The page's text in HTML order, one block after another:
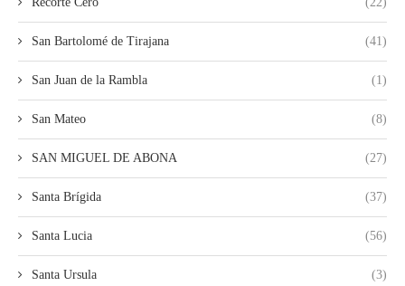
San Bartolomé de Tirajana (41)
San Juan de la Rambla (1)
San Mateo (8)
SAN MIGUEL DE ABONA (27)
Santa Brígida (37)
Santa Lucia (56)
Santa Ursula (3)